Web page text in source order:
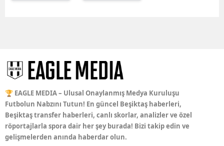
🏆 EAGLE MEDIA – Ulusal Onaylanmış Medya Kuruluşu
Futbolun Nabzını Tutun! En güncel Beşiktaş haberleri,
Beşiktaş transfer haberleri, canlı skorlar, analizler ve özel
röportajlarla spora dair her şey burada! Bizi takip edin ve
gelişmelerden anında haberdar olun.